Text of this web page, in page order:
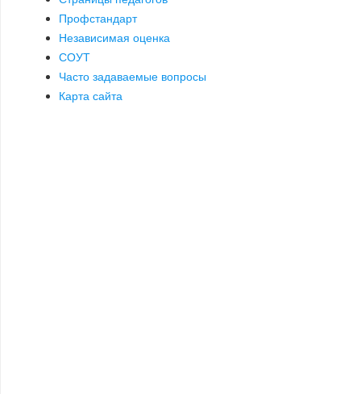
Профстандарт
Независимая оценка
СОУТ
Часто задаваемые вопросы
Карта сайта